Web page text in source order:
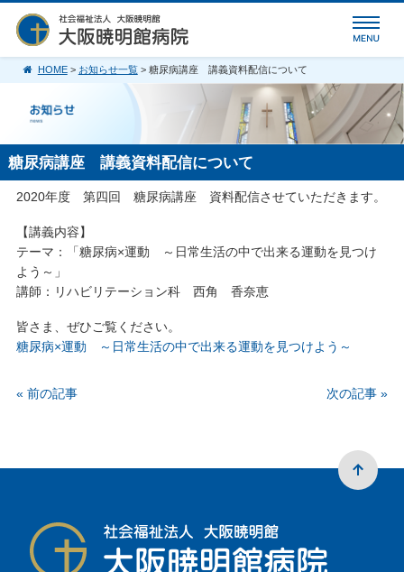
HOME> お知らせ一覧> 糖尿病講座 講義資料配信について
糖尿病講座 講義資料配信について
2020年度 第四回 糖尿病講座 資料配信させていただきます。
【講義内容】
テーマ：「糖尿病×運動 ～日常生活の中で出来る運動を見つけ
よう～」
講師：リハビリテーション科 西角 香奈恵
皆さま、ぜひご覧ください。
糖尿病×運動 ～日常生活の中で出来る運動を見つけよう～
« 前の記事 次の記事 »